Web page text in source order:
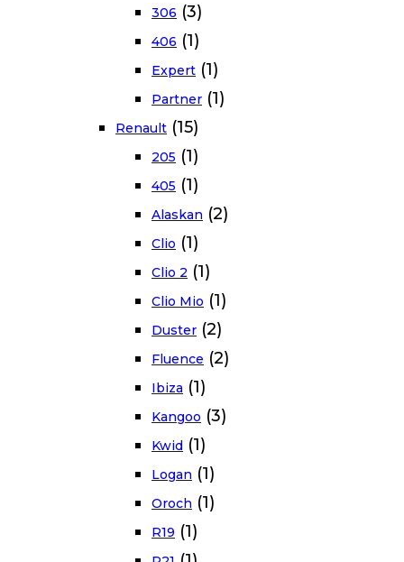
306 (3)
406 (1)
Expert (1)
Partner (1)
Renault (15)
205 (1)
405 (1)
Alaskan (2)
Clio (1)
Clio 2 (1)
Clio Mio (1)
Duster (2)
Fluence (2)
Ibiza (1)
Kangoo (3)
Kwid (1)
Logan (1)
Oroch (1)
R19 (1)